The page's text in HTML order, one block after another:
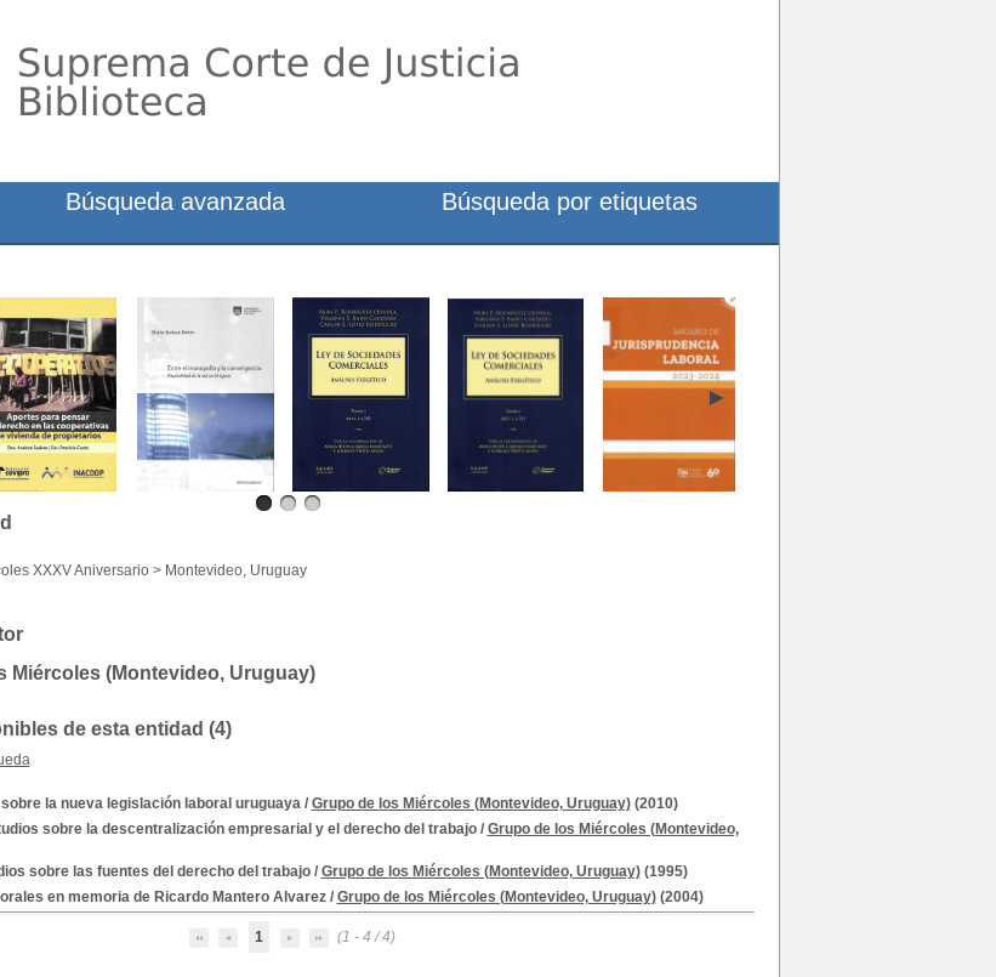
XXXV Aniversario > Montevideo, Uruguay
Miércoles (Montevideo, Uruguay)
de esta entidad (4)
la nueva legislación laboral uruguaya/ Grupo de los Miércoles (Montevideo, Uruguay)(2010)
sobre la descentralización empresarial y el derecho del trabajo/ Grupo de los Miércoles (Montevideo,
sobre las fuentes del derecho del trabajo/ Grupo de los Miércoles (Montevideo, Uruguay)(1995)
en memoria de Ricardo Mantero Alvarez/ Grupo de los Miércoles (Montevideo, Uruguay)(2004)
1 (1 - 4 / 4)
Búsqueda avanzada Búsqueda por etiquetas